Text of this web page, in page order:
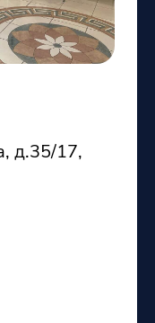
д.35/17,